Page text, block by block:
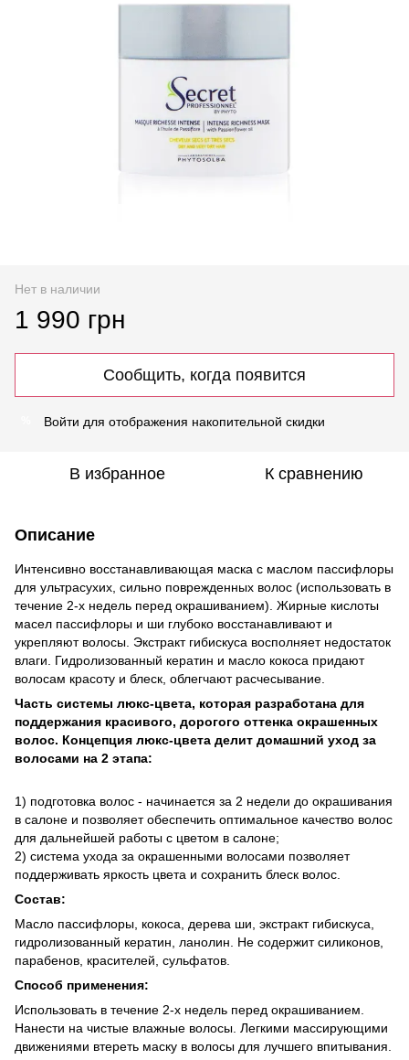
Нет в наличии
1 990 грн
Сообщить, когда появится
Войти для отображения накопительной скидки
В избранное К сравнению
Описание
Интенсивно восстанавливающая маска с маслом пассифлоры
для ультрасухих, сильно поврежденных волос (использовать в
течение 2-х недель перед окрашиванием). Жирные кислоты
масел пассифлоры и ши глубоко восстанавливают и
укрепляют волосы. Экстракт гибискуса восполняет недостаток
влаги. Гидролизованный кератин и масло кокоса придают
волосам красоту и блеск, облегчают расчесывание.
Часть системы люкс-цвета, которая разработана для
поддержания красивого, дорогого оттенка окрашенных
волос. Концепция люкс-цвета делит домашний уход за
волосами на 2 этапа:
1) подготовка волос - начинается за 2 недели до окрашивания
в салоне и позволяет обеспечить оптимальное качество волос
для дальнейшей работы с цветом в салоне;
2) система ухода за окрашенными волосами позволяет
поддерживать яркость цвета и сохранить блеск волос.
Состав:
Масло пассифлоры, кокоса, дерева ши, экстракт гибискуса,
гидролизованный кератин, ланолин. Не содержит силиконов,
парабенов, красителей, сульфатов.
Способ применения:
Использовать в течение 2-х недель перед окрашиванием.
Нанести на чистые влажные волосы. Легкими массирующими
движениями втереть маску в волосы для лучшего впитывания.